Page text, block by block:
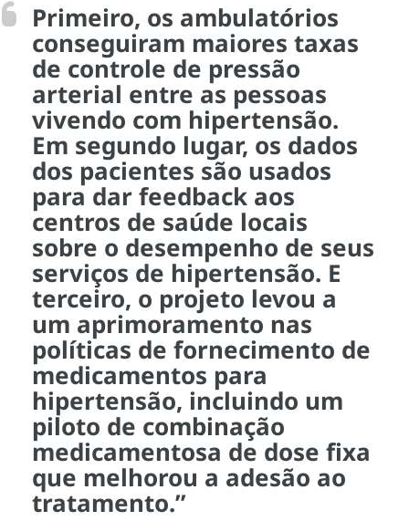
Primeiro, os ambulatórios
conseguiram maiores taxas
de controle de pressão
arterial entre as pessoas
vivendo com hipertensão.
Em segundo lugar, os dados
dos pacientes são usados
para dar feedback aos
centros de saúde locais
sobre o desempenho de seus
serviços de hipertensão. E
terceiro, o projeto levou a
um aprimoramento nas
políticas de fornecimento de
medicamentos para
hipertensão, incluindo um
piloto de combinação
medicamentosa de dose fixa
que melhorou a adesão ao
tratamento.”